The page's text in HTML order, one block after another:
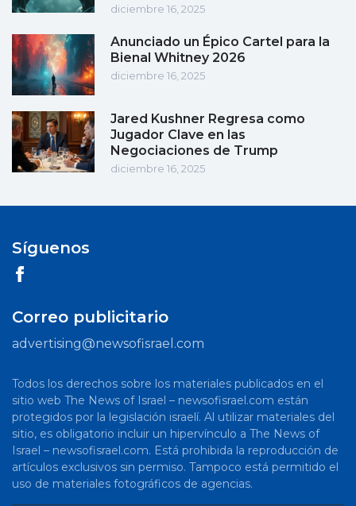
diciembre 16, 2025
Anunciado un Épico Cartel para la
Bienal Whitney 2026
diciembre 16, 2025
Jared Kushner Regresa como
Jugador Clave en las
Negociaciones de Trump
diciembre 16, 2025
Síguenos
Correo publicitario
advertising@newsofisrael.com
Todos los derechos sobre los materiales publicados en el
sitio web The News of Israel – newsofisrael.com están
protegidos por la legislación israelí. Al utilizar materiales del
sitio, es obligatorio incluir un hipervínculo a The News of
Israel – newsofisrael.com. Está prohibida la reproducción de
artículos exclusivos sin permiso. Tampoco está permitido el
uso de materiales fotográficos de agencias.